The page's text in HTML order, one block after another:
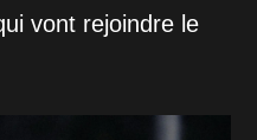
vont rejoindre le